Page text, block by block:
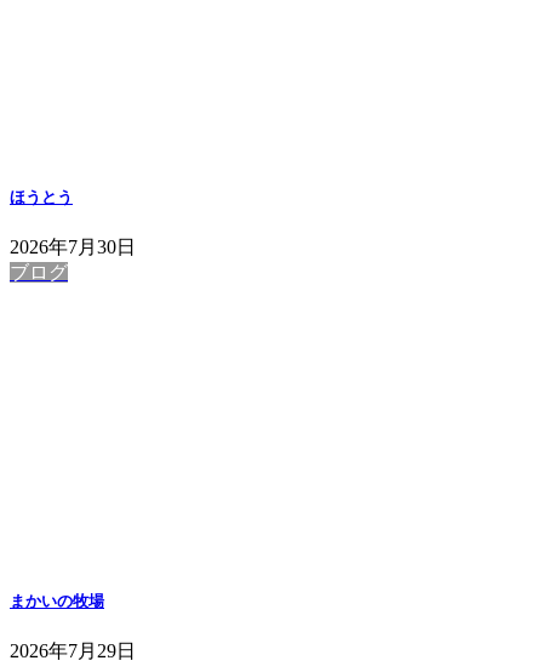
ほうとう
2026年7月30日
ブログ
まかいの牧場
2026年7月29日